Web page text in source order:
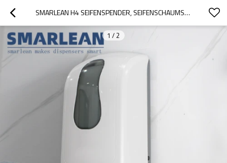
SMARLEAN H4 SEIFENSPENDER, SEIFENSCHAUMSPENDER, SCHAUMSPENDER SEIFE, TOUCH SEIFENSPENDER
1 / 2